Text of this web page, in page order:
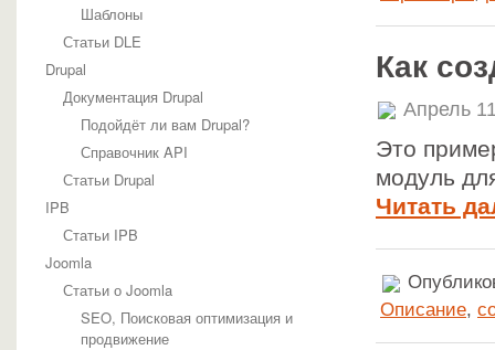
Шаблоны
Статьи DLE
Drupal
Документация Drupal
Подойдёт ли вам Drupal?
Справочник API
Статьи Drupal
IPB
Статьи IPB
Joomla
Статьи о Joomla
SEO, Поисковая оптимизация и
продвижение
Как
Апрель
Это
модуль
Читать
Описание,